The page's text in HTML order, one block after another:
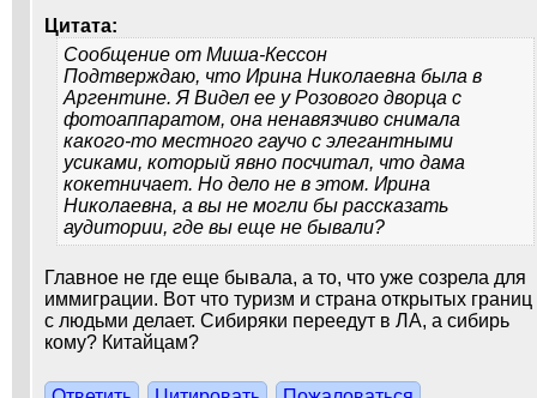
Цитата:
Сообщение от Миша-Кессон
Подтверждаю, что Ирина Николаевна была в
Аргентине. Я Видел ее у Розового дворца с
фотоаппаратом, она ненавязчиво снимала
какого-то местного гаучо с элегантными
усиками, который явно посчитал, что дама
кокетничает. Но дело не в этом. Ирина
Николаевна, а вы не могли бы рассказать
аудитории, где вы еще не бывали?
Главное не где еще бывала, а то, что уже созрела для
иммиграции. Вот что туризм и страна открытых границ
с людьми делает. Сибиряки переедут в ЛА, а сибирь
кому? Китайцам?